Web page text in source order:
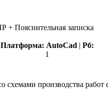
+ Пояснительная записка
Платформа: AutoCad | Рб:
1
схемами производства